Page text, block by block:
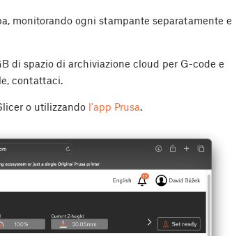
monitorando ogni stampante separatamente e
di spazio di archiviazione cloud per G-code e
contattaci.
o utilizzando l'app Prusa.